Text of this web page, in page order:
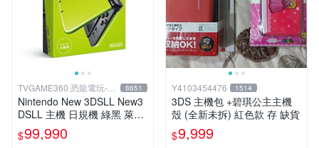
TVGAME360 恐龍電玩-台
中店
8651
Nintendo New 3DSLL New3
DSLL 主機 日規機 綠黑 萊姆
黑 (送充電器+保護貼)【台中
恐龍電玩】
$99,990
Y4103454476 1514
3DS 主機包 +碧琪公主主機
殼 (全新未拆) 紅色款 存 缺貨
$9,999